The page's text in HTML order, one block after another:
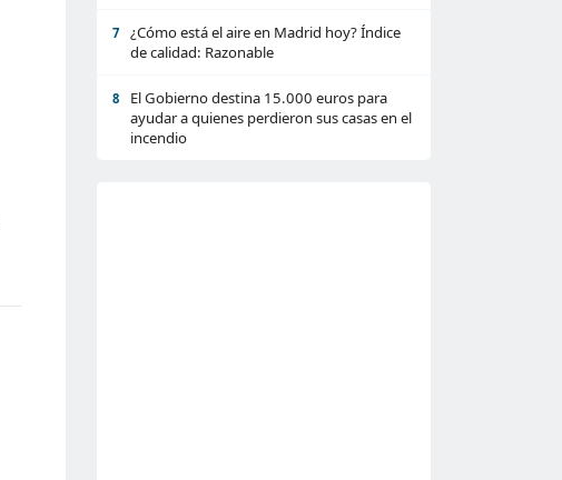
7
¿Cómo está el aire en Madrid hoy? Índice
de calidad: Razonable
8
El Gobierno destina 15.000 euros para
ayudar a quienes perdieron sus casas en el
incendio